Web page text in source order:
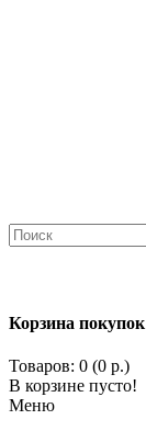
Корзина покупок
Товаров: 0 (0 р.)
В корзине пусто!
Меню